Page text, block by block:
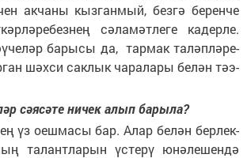
ак­ча­ны кыз­ган­мый, без­гә бе­рен­че
сә­ла­мәт­ле­ге ка­дер­ле.
ба­ры­сы да, тар­мак та­ләп­лә­ре­
шәх­си сак­лык ча­ра­ла­ры бе­лән тә­э­
сә­я­сә­те ни­чек алып ба­ры­ла?
үз оеш­ма­сы бар. Алар бе­лән бер­лек­
та­лант­ла­рын үс­те­рү юнә­ле­шен­дә